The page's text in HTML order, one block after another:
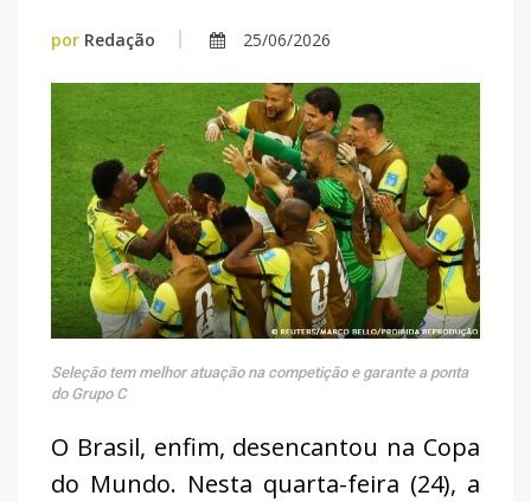
por Redação 25/06/2026
Seleção tem melhor atuação na competição e garante a ponta
do Grupo C
O Brasil, enfim, desencantou na Copa
do Mundo. Nesta quarta-feira (24), a